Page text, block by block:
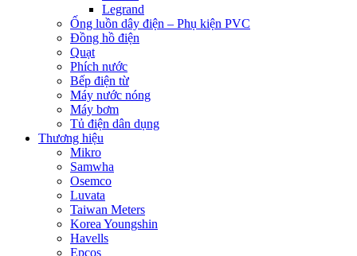
Legrand
Ống luồn dây điện – Phụ kiện PVC
Đồng hồ điện
Quạt
Phích nước
Bếp điện từ
Máy nước nóng
Máy bơm
Tủ điện dân dụng
Thương hiệu
Mikro
Samwha
Osemco
Luvata
Taiwan Meters
Korea Youngshin
Havells
Epcos